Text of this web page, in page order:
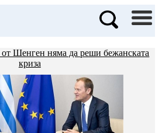
Шенген няма да реши бежанската
криза